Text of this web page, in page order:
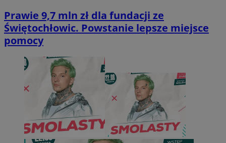
Prawie 9,7 mln zł dla fundacji ze
Świętochłowic. Powstanie lepsze miejsce
pomocy